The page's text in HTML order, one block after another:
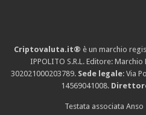
Criptovaluta.it® è un marchio
IPPOLITO S.R.L. Editore:
302021000203789. Sede legale: Via
14569041008.
Testata associata Anso